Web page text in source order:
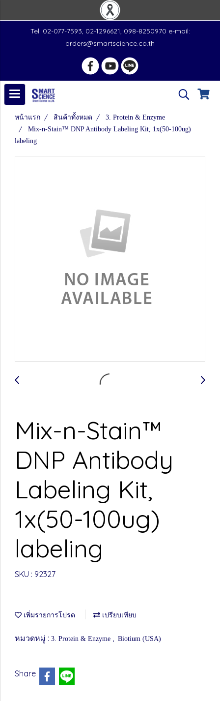
Tel. 02-077-7593, 02-1296621, 098-8250970 e-mail:
orders@smartscience.co.th
หน้าแรก สินค้าทั้งหมด
3. Protein & Enzyme
Mix-n-Stain™ DNP Antibody Labeling Kit, 1x(50-100ug)
labeling
Mix-n-Stain™
DNP Antibody
Labeling Kit,
1x(50-100ug)
labeling
SKU : 92327
เพิ่มรายการโปรด เปรียบเทียบ
หมวดหมู่ : 3. Protein & Enzyme , Biotium (USA)
Share